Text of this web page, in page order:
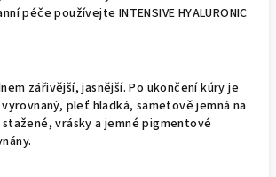
péče používejte INTENSIVE HYALURONIC
zářivější, jasnější. Po ukončení kúry je
pleť hladká, sametově jemná na
vrásky a jemné pigmentové